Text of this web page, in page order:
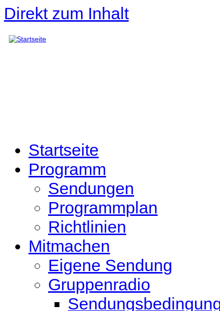
Direkt zum Inhalt
Startseite
Programm
Sendungen
Programmplan
Richtlinien
Mitmachen
Eigene Sendung
Gruppenradio